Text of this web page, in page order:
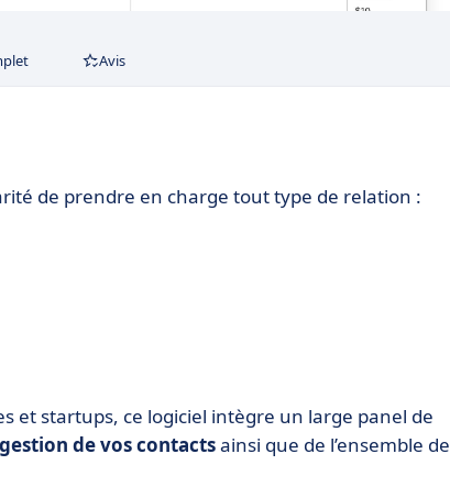
Avis
de prendre en charge tout type de relation :
et startups, ce logiciel intègre un large panel de
gestion de vos contactsainsi que de l’ensemble